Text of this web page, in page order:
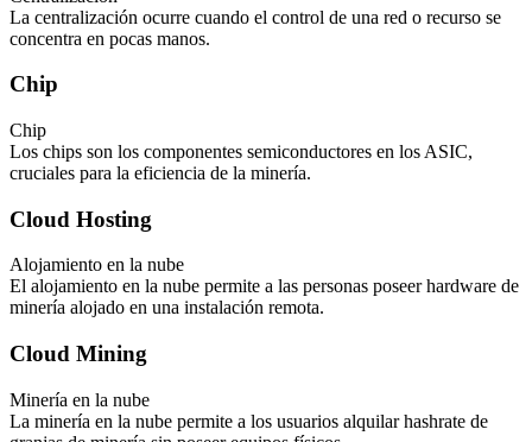
La centralización ocurre cuando el control de una red o recurso se
concentra en pocas manos.
Chip
Chip
Los chips son los componentes semiconductores en los ASIC,
cruciales para la eficiencia de la minería.
Cloud Hosting
Alojamiento en la nube
El alojamiento en la nube permite a las personas poseer hardware de
minería alojado en una instalación remota.
Cloud Mining
Minería en la nube
La minería en la nube permite a los usuarios alquilar hashrate de